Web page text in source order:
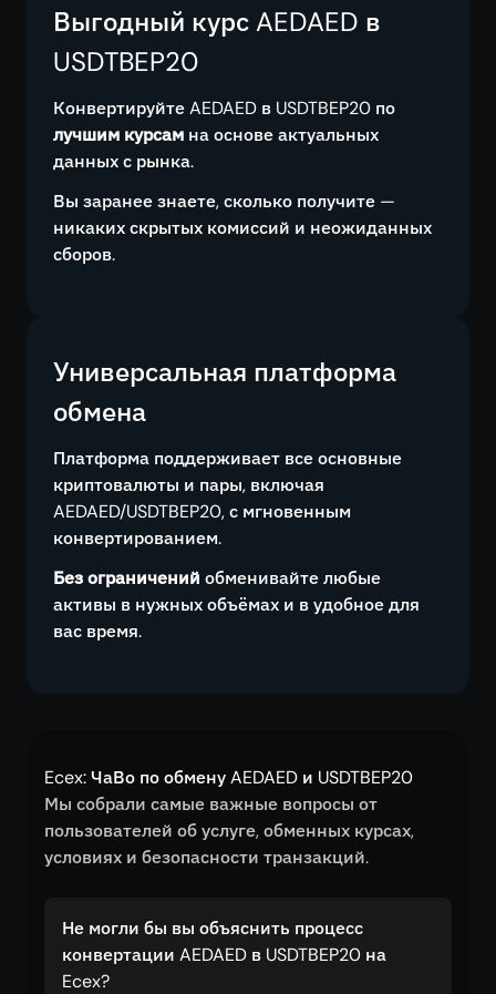
Выгодный курс AEDAED в
USDTBEP20
Конвертируйте AEDAED в USDTBEP20 по
лучшим курсам на основе актуальных
данных с рынка.
Вы заранее знаете, сколько получите —
никаких скрытых комиссий и неожиданных
сборов.
Универсальная платформа
обмена
Платформа поддерживает все основные
криптовалюты и пары, включая
AEDAED/USDTBEP20, с мгновенным
конвертированием.
Без ограничений обменивайте любые
активы в нужных объёмах и в удобное для
вас время.
Ecex: ЧаВо по обмену AEDAED и USDTBEP20
Мы собрали самые важные вопросы от
пользователей об услуге, обменных курсах,
условиях и безопасности транзакций.
Не могли бы вы объяснить процесс
конвертации AEDAED в USDTBEP20 на
Ecex?